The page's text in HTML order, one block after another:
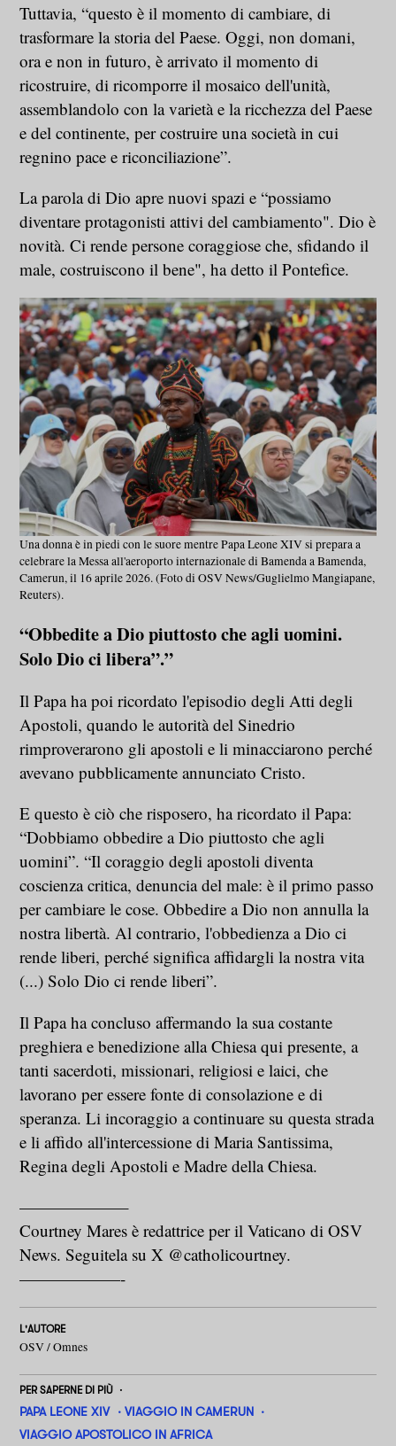
Tuttavia, “questo è il momento di cambiare, di
trasformare la storia del Paese. Oggi, non domani,
ora e non in futuro, è arrivato il momento di
ricostruire, di ricomporre il mosaico dell'unità,
assemblandolo con la varietà e la ricchezza del Paese
e del continente, per costruire una società in cui
regnino pace e riconciliazione”.
La parola di Dio apre nuovi spazi e “possiamo
diventare protagonisti attivi del cambiamento". Dio è
novità. Ci rende persone coraggiose che, sfidando il
male, costruiscono il bene", ha detto il Pontefice.
Una donna è in piedi con le suore mentre Papa Leone XIV si prepara a
celebrare la Messa all'aeroporto internazionale di Bamenda a Bamenda,
Camerun, il 16 aprile 2026. (Foto di OSV News/Guglielmo Mangiapane,
Reuters).
“Obbedite a Dio piuttosto che agli uomini.
Solo Dio ci libera”.”
Il Papa ha poi ricordato l'episodio degli Atti degli
Apostoli, quando le autorità del Sinedrio
rimproverarono gli apostoli e li minacciarono perché
avevano pubblicamente annunciato Cristo.
E questo è ciò che risposero, ha ricordato il Papa:
“Dobbiamo obbedire a Dio piuttosto che agli
uomini”. “Il coraggio degli apostoli diventa
coscienza critica, denuncia del male: è il primo passo
per cambiare le cose. Obbedire a Dio non annulla la
nostra libertà. Al contrario, l'obbedienza a Dio ci
rende liberi, perché significa affidargli la nostra vita
(...) Solo Dio ci rende liberi”.
Il Papa ha concluso affermando la sua costante
preghiera e benedizione alla Chiesa qui presente, a
tanti sacerdoti, missionari, religiosi e laici, che
lavorano per essere fonte di consolazione e di
speranza. Li incoraggio a continuare su questa strada
e li affido all'intercessione di Maria Santissima,
Regina degli Apostoli e Madre della Chiesa.
——————–
Courtney Mares è redattrice per il Vaticano di OSV
News. Seguitela su X @catholicourtney.
——————-
L'AUTORE
OSV / Omnes
PER SAPERNE DI PIÙ
PAPA LEONE XIV
VIAGGIO IN CAMERUN
VIAGGIO APOSTOLICO IN AFRICA